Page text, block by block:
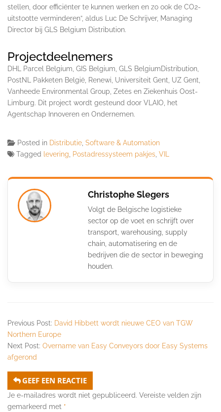
stellen, door efficiënter te kunnen werken en zo ook de CO2-
uitstootte verminderen”, aldus Luc De Schrijver, Managing
Director bij GLS Belgium Distribution.
Projectdeelnemers
DHL Parcel Belgium, GIS Belgium, GLS BelgiumDistribution,
PostNL Pakketen België, Renewi, Universiteit Gent, UZ Gent,
Vanheede Environmental Group, Zetes en Ziekenhuis Oost-
Limburg. Dit project wordt gesteund door VLAIO, het
Agentschap Innoveren en Ondernemen.
Posted in Distributie Software & Automation
Tagged
levering Postadressysteem pakjes VIL
Christophe Slegers
Volgt de Belgische logistieke
sector op de voet en schrijft over
transport, warehousing, supply
chain, automatisering en de
bedrijven die de sector in beweging
houden.
Previous Post: David Hibbett wordt nieuwe CEO van TGW
Northern Europe
Next Post: Overname van Easy Conveyors door Easy Systems
afgerond
GEEF EEN REACTIE
Je e-mailadres wordt niet gepubliceerd. Vereiste velden zijn
gemarkeerd met *